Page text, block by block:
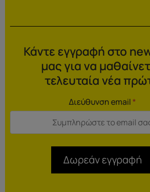
Κάντε εγγραφή στο
μας για να
τελευταία νέα
Διεύθυνση email*
Δωρεάν εγγραφή